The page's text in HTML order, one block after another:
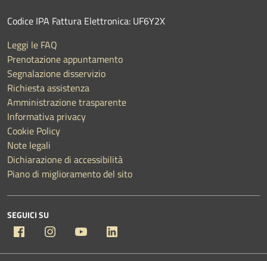
Codice IPA Fattura Elettronica: UF6Y2X
Leggi le FAQ
Prenotazione appuntamento
Segnalazione disservizio
Richiesta assistenza
Amministrazione trasparente
Informativa privacy
Cookie Policy
Note legali
Dichiarazione di accessibilità
Piano di miglioramento del sito
SEGUICI SU
Facebook Instagram YouTube